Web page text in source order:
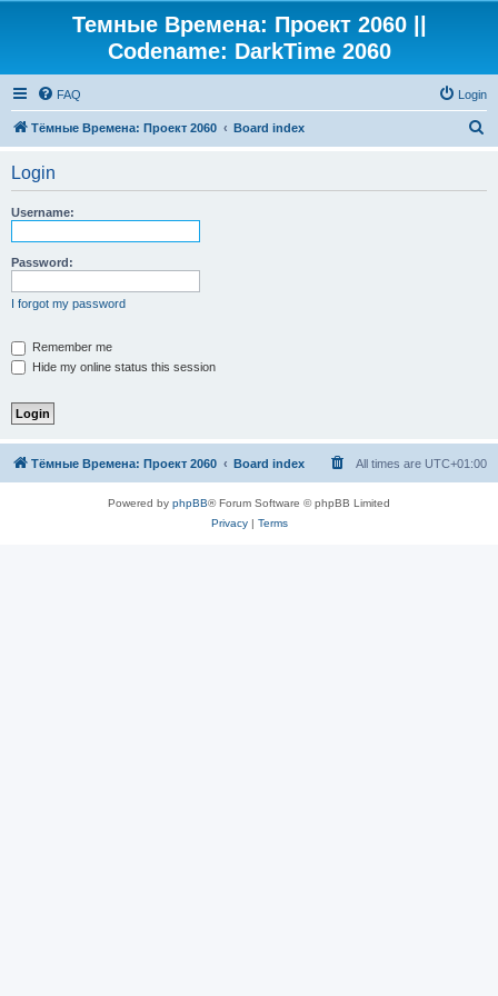
Темные Времена: Проект 2060 ||
Codename: DarkTime 2060
FAQ Login
Тёмные Времена: Проект 2060 Board index
Login
Username:
Password:
I forgot my password
Remember me
Hide my online status this session
Тёмные Времена: Проект 2060 Board index All times are UTC+01:00
Powered by phpBB® Forum Software © phpBB Limited
Privacy| Terms